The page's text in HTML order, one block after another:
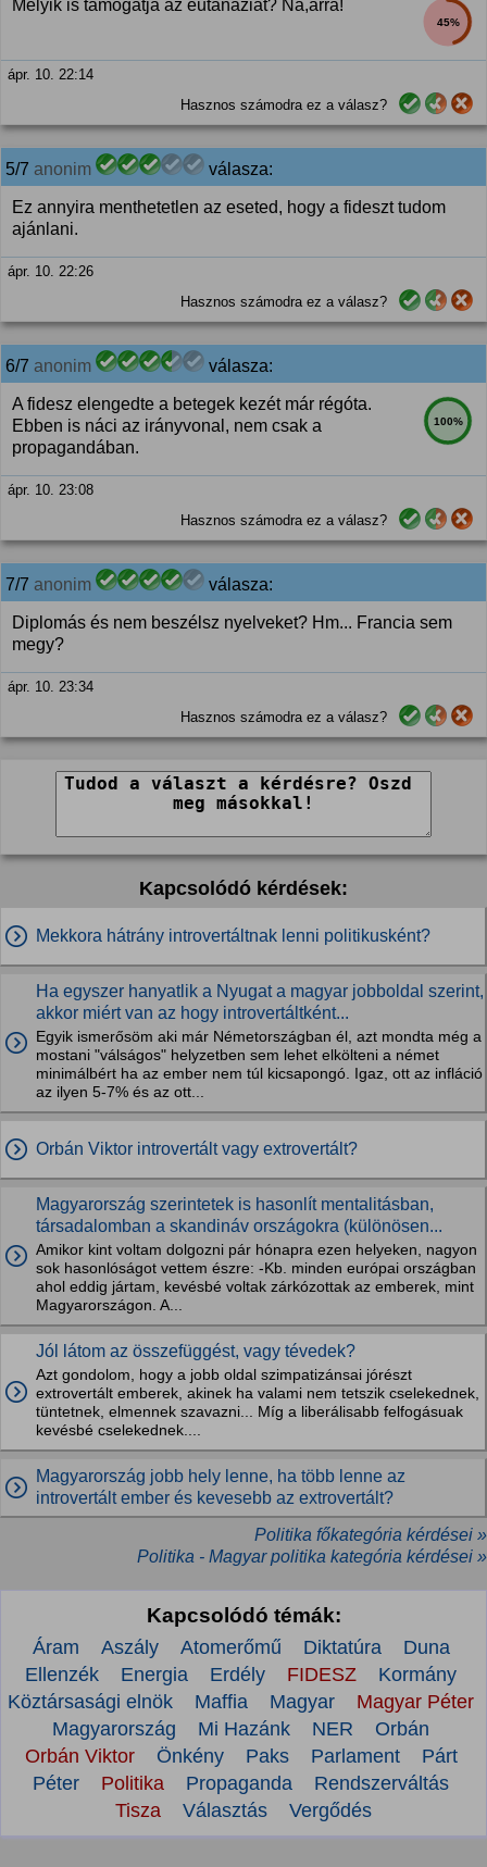
45%
Melyik is támogatja az eutanáziát? Na,arra!
ápr. 10. 22:14
Hasznos számodra ez a válasz?
5/7 anonim válasza:
Ez annyira menthetetlen az eseted, hogy a fideszt tudom
ajánlani.
ápr. 10. 22:26
Hasznos számodra ez a válasz?
6/7 anonim válasza:
100%
A fidesz elengedte a betegek kezét már régóta.
Ebben is náci az irányvonal, nem csak a
propagandában.
ápr. 10. 23:08
Hasznos számodra ez a válasz?
7/7 anonim válasza:
Diplomás és nem beszélsz nyelveket? Hm... Francia sem
megy?
ápr. 10. 23:34
Hasznos számodra ez a válasz?
Kapcsolódó kérdések:
Mekkora hátrány introvertáltnak lenni politikusként?
Ha egyszer hanyatlik a Nyugat a magyar jobboldal szerint,
akkor miért van az hogy introvertáltként...
Egyik ismerősöm aki már Németországban él, azt mondta még a
mostani "válságos" helyzetben sem lehet elkölteni a német
minimálbért ha az ember nem túl kicsapongó. Igaz, ott az infláció
az ilyen 5-7% és az ott...
Orbán Viktor introvertált vagy extrovertált?
Magyarország szerintetek is hasonlít mentalitásban,
társadalomban a skandináv országokra (különösen...
Amikor kint voltam dolgozni pár hónapra ezen helyeken, nagyon
sok hasonlóságot vettem észre: -Kb. minden európai országban
ahol eddig jártam, kevésbé voltak zárkózottak az emberek, mint
Magyarországon. A...
Jól látom az összefüggést, vagy tévedek?
Azt gondolom, hogy a jobb oldal szimpatizánsai jórészt
extrovertált emberek, akinek ha valami nem tetszik cselekednek,
tüntetnek, elmennek szavazni... Míg a liberálisabb felfogásuak
kevésbé cselekednek....
Magyarország jobb hely lenne, ha több lenne az
introvertált ember és kevesebb az extrovertált?
Politika főkategória kérdései »
Politika - Magyar politika kategória kérdései »
Kapcsolódó témák:
Áram Aszály Atomerőmű Diktatúra
Duna
Ellenzék
Energia Erdély FIDESZ
Kormány
Köztársasági elnök
Maffia Magyar
Magyar Péter
Magyarország
Mi Hazánk NER
Orbán
Orbán Viktor
Önkény Paks Parlament
Párt
Péter
Politika Propaganda
Rendszerváltás
Tisza
Választás Vergődés